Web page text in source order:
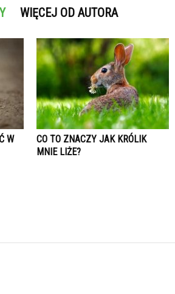
WIĘCEJ OD AUTORA
W
CO TO ZNACZY JAK KRÓLIK
MNIE LIŻE?